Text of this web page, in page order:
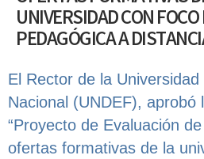
UNIVERSIDAD CON
PEDAGÓGICA A
El Rector de la
Nacional (UNDEF), aprobó
“Proyecto de Evaluación
ofertas formativas de la